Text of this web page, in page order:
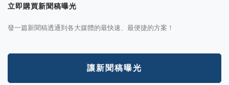
立即購買新聞稿曝光
發一篇新聞稿透通到各大媒體的最快速、最便捷的方案！
讓新聞稿曝光